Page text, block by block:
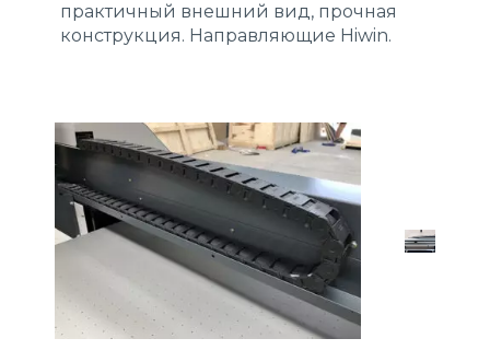
практичный внешний вид, прочная
конструкция. Направляющие Hiwin.